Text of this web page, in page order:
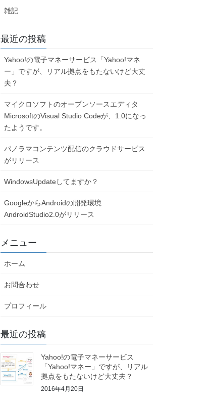
雑記
最近の投稿
Yahoo!の電子マネーサービス「Yahoo!マネ
ー」ですが、リアル拠点をもたないけど大丈
夫？
マイクロソフトのオープンソースエディタ
MicrosoftのVisual Studio Codeが、1.0になっ
たようです。
パノラマコンテンツ配信のクラウドサービス
がリリース
WindowsUpdateしてますか？
GoogleからAndroidの開発環境
AndroidStudio2.0がリリース
メニュー
ホーム
お問合わせ
プロフィール
最近の投稿
Yahoo!の電子マネーサービス
「Yahoo!マネー」ですが、リアル
拠点をもたないけど大丈夫？
2016年4月20日